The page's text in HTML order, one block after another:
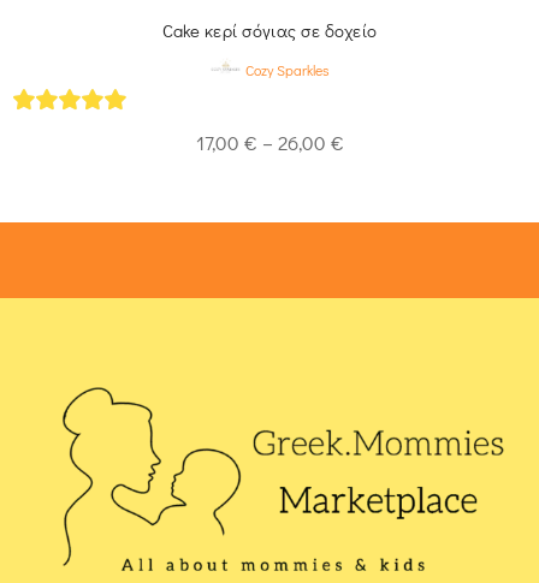
Cake κερί σόγιας σε δοχείο
Cozy Sparkles
17,00 € – 26,00 €